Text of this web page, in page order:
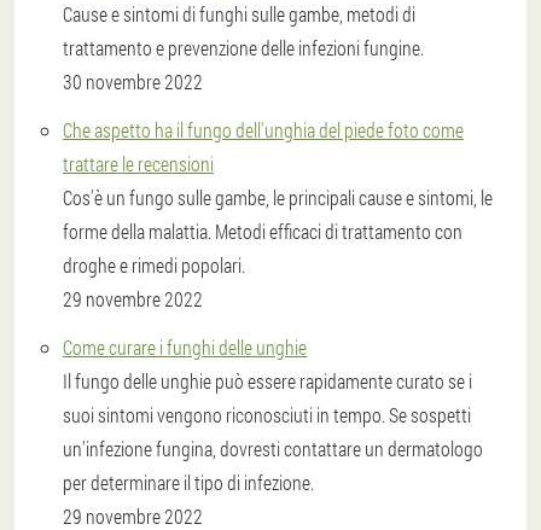
Cause e sintomi di funghi sulle gambe, metodi di
trattamento e prevenzione delle infezioni fungine.
30 novembre 2022
Che aspetto ha il fungo dell'unghia del piede foto come
trattare le recensioni
Cos'è un fungo sulle gambe, le principali cause e sintomi, le
forme della malattia. Metodi efficaci di trattamento con
droghe e rimedi popolari.
29 novembre 2022
Come curare i funghi delle unghie
Il fungo delle unghie può essere rapidamente curato se i
suoi sintomi vengono riconosciuti in tempo. Se sospetti
un'infezione fungina, dovresti contattare un dermatologo
per determinare il tipo di infezione.
29 novembre 2022